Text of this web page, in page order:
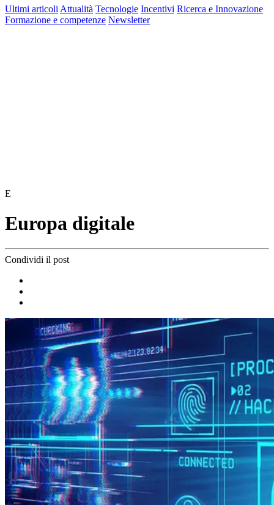
Ultimi articoli Attualità Tecnologie Incentivi Ricerca e Innovazione
Formazione e competenze Newsletter
E
Europa digitale
Condividi il post